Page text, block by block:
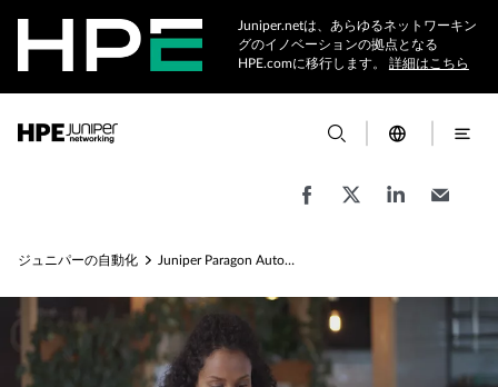
Juniper.netは、あらゆるネットワーキン
グのイノベーションの拠点となる
HPE.comに移行します。 詳細はこちら
ジュニパーの自動化 Juniper Paragon Automation